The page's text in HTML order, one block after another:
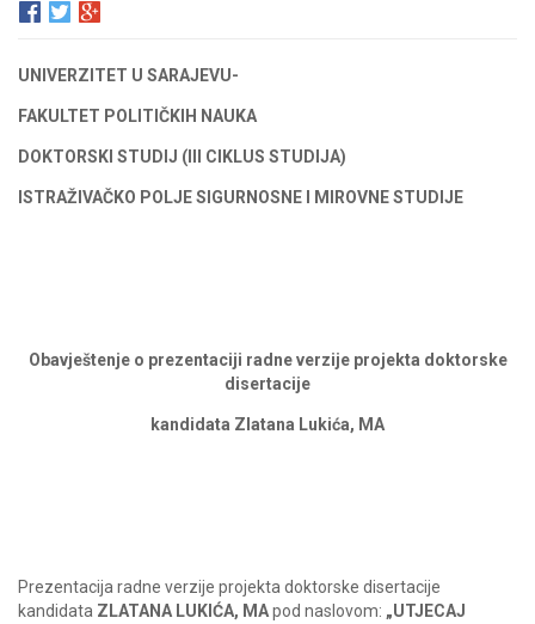
UNIVERZITET U SARAJEVU-
FAKULTET POLITIČKIH NAUKA
DOKTORSKI STUDIJ (III CIKLUS STUDIJA)
ISTRAŽIVAČKO POLJE SIGURNOSNE I MIROVNE STUDIJE
Obavještenje o prezentaciji radne verzije projekta doktorske
disertacije
kandidata Zlatana Lukića, MA
Prezentacija radne verzije projekta doktorske disertacije
kandidata ZLATANA LUKIĆA, MApod naslovom: „UTJECAJ